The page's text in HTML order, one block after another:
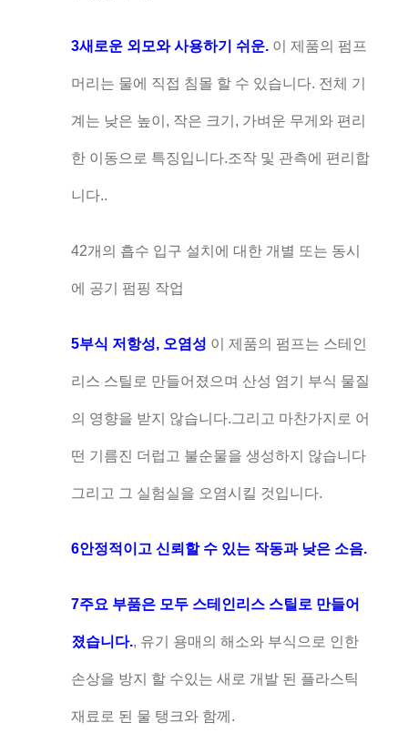
3새로운 외모와 사용하기 쉬운. 이 제품의 펌프
머리는 물에 직접 침몰 할 수 있습니다. 전체 기
계는 낮은 높이, 작은 크기, 가벼운 무게와 편리
한 이동으로 특징입니다.조작 및 관측에 편리합
니다..
42개의 흡수 입구 설치에 대한 개별 또는 동시
에 공기 펌핑 작업
5부식 저항성, 오염성 이 제품의 펌프는 스테인
리스 스틸로 만들어졌으며 산성 염기 부식 물질
의 영향을 받지 않습니다.그리고 마찬가지로 어
떤 기름진 더럽고 불순물을 생성하지 않습니다
그리고 그 실험실을 오염시킬 것입니다.
6안정적이고 신뢰할 수 있는 작동과 낮은 소음.
7주요 부품은 모두 스테인리스 스틸로 만들어
졌습니다., 유기 용매의 해소와 부식으로 인한
손상을 방지 할 수있는 새로 개발 된 플라스틱
재료로 된 물 탱크와 함께.